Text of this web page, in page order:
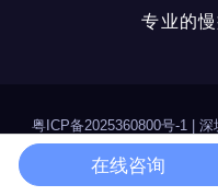
专业的
粤ICP备2025360800号-1
深
（
在线咨询